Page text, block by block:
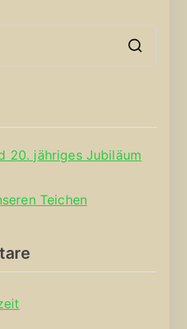
20. jähriges Jubiläum
Teichen